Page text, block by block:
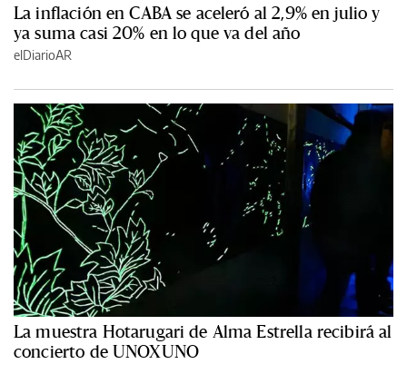
La inflación en CABA se aceleró al 2,9% en julio y
ya suma casi 20% en lo que va del año
elDiarioAR
La muestra Hotarugari de Alma Estrella recibirá al
concierto de UNOXUNO